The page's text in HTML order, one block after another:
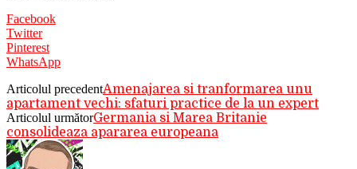
Facebook
Twitter
Pinterest
WhatsApp
Articolul precedentAmenajarea si tranformarea unu
apartament vechi: sfaturi practice de la un expert
Articolul următorGermania si Marea Britanie
consolideaza apararea europeana